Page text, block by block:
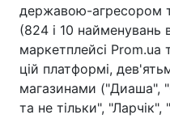
державою-агресором
(824 і 10 найменувань
маркетплейсі Prom.ua
цій платформі,
магазинами ("Диаша",
та не тільки",